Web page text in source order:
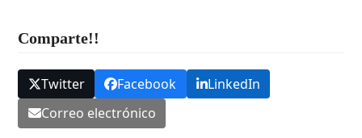
Comparte!!
Twitter Facebook
LinkedIn
Correo electrónico